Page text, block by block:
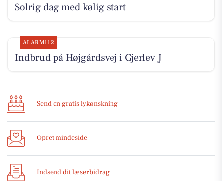
Solrig dag med kølig start
ALARM112
Indbrud på Højgårdsvej i Gjerlev J
Send en gratis lykønskning
Opret mindeside
Indsend dit læserbidrag